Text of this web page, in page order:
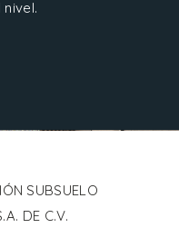
SUBSUELO
DE C.V.